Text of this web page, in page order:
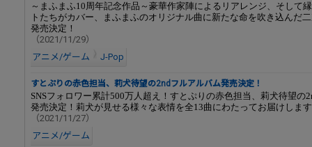
～まふまふ10周年記念作品～豪華作家陣によるリアレンジ、そして
トたちがカバー、まふまふのオリジナル曲に新たな命を吹き込んだ
発売決定！
（2021/11/29）
アニメ/ゲーム
J-Pop
すとぷりの赤色担当、莉犬待望の2ndフルアルバム発売決定！
SNSフォロワー累計500万人超え！すとぷりの赤色担当、莉犬待望の
発売決定！莉犬が見せる様々な表情を全13曲にわたってお届けしま
（2021/11/27）
アニメ/ゲーム